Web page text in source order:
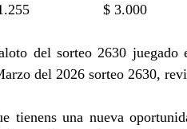
$ 3.000
del sorteo 2630
del 2026 sorteo 2630,
tienens una nueva